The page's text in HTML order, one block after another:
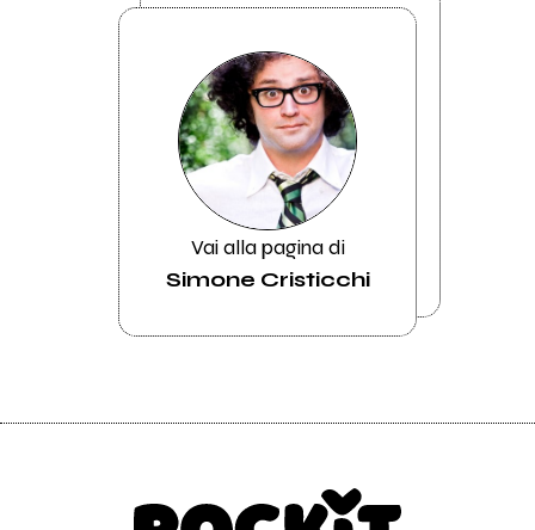
Vai alla pagina di
Simone Cristicchi